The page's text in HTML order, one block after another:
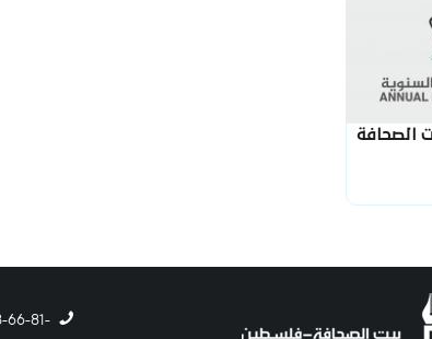
الصحافة
-8-288-66-81(972)